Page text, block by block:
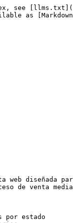
|
| **Vendidos**         | Leads en estado VENDIDO                   |
| **Fact. Realizada**  | Suma de facturación de leads vendidos     |
| **Fact. Pendiente**  | Suma de facturación del resto de leads    |
| **Realizado Asesor** | Retorno del asesor sobre leads vendidos   |
| **Pendiente Asesor** | Retorno del asesor sobre leads pendientes |
| **Captados**         | Número de leads captados                  |

Los indicadores con valor 0 se ocultan automáticamente.

#### 3.2. Filtros por periodo

Puedes filtrar los datos del dashboard por:

* **Mes**: selecciona un mes y año concretos.
* **Trimestre**: selecciona un trimestre (Q1-Q4) y año.
* **Año**: selecciona un año.
* **Todo**: muestra todos los datos sin filtrar.

#### 3.3. Tarjetas KPI

Resumen visual con: Total, Vendidos, Fact. Realizada, Fact. Pendiente, Realizado Asesor, Pendiente Asesor, Captados, Llamadas, Tasa de Éxito, Valor Inmuebles, Tasa de Conversión, Valor Cartera.